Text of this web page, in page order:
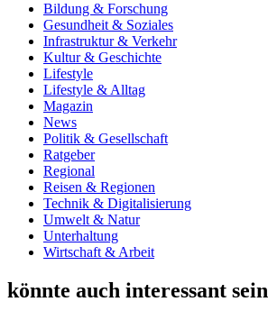
Bildung & Forschung
Gesundheit & Soziales
Infrastruktur & Verkehr
Kultur & Geschichte
Lifestyle
Lifestyle & Alltag
Magazin
News
Politik & Gesellschaft
Ratgeber
Regional
Reisen & Regionen
Technik & Digitalisierung
Umwelt & Natur
Unterhaltung
Wirtschaft & Arbeit
könnte auch interessant sein